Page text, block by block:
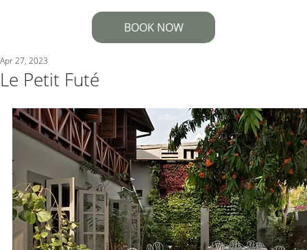
BOOK NOW
Le Petit Futé
Apr 27, 2023